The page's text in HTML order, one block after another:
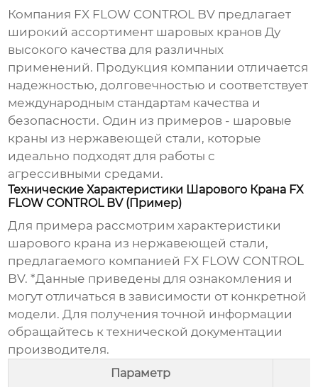
Компания FX FLOW CONTROL BV предлагает
широкий ассортимент шаровых кранов Ду
высокого качества для различных
применений. Продукция компании отличается
надежностью, долговечностью и соответствует
международным стандартам качества и
безопасности. Один из примеров - шаровые
краны из нержавеющей стали, которые
идеально подходят для работы с
агрессивными средами.
Технические Характеристики Шарового Крана FX
FLOW CONTROL BV (Пример)
Для примера рассмотрим характеристики
шарового крана из нержавеющей стали,
предлагаемого компанией FX FLOW CONTROL
BV. *Данные приведены для ознакомления и
могут отличаться в зависимости от конкретной
модели. Для получения точной информации
обращайтесь к технической документации
производителя.
Параметр